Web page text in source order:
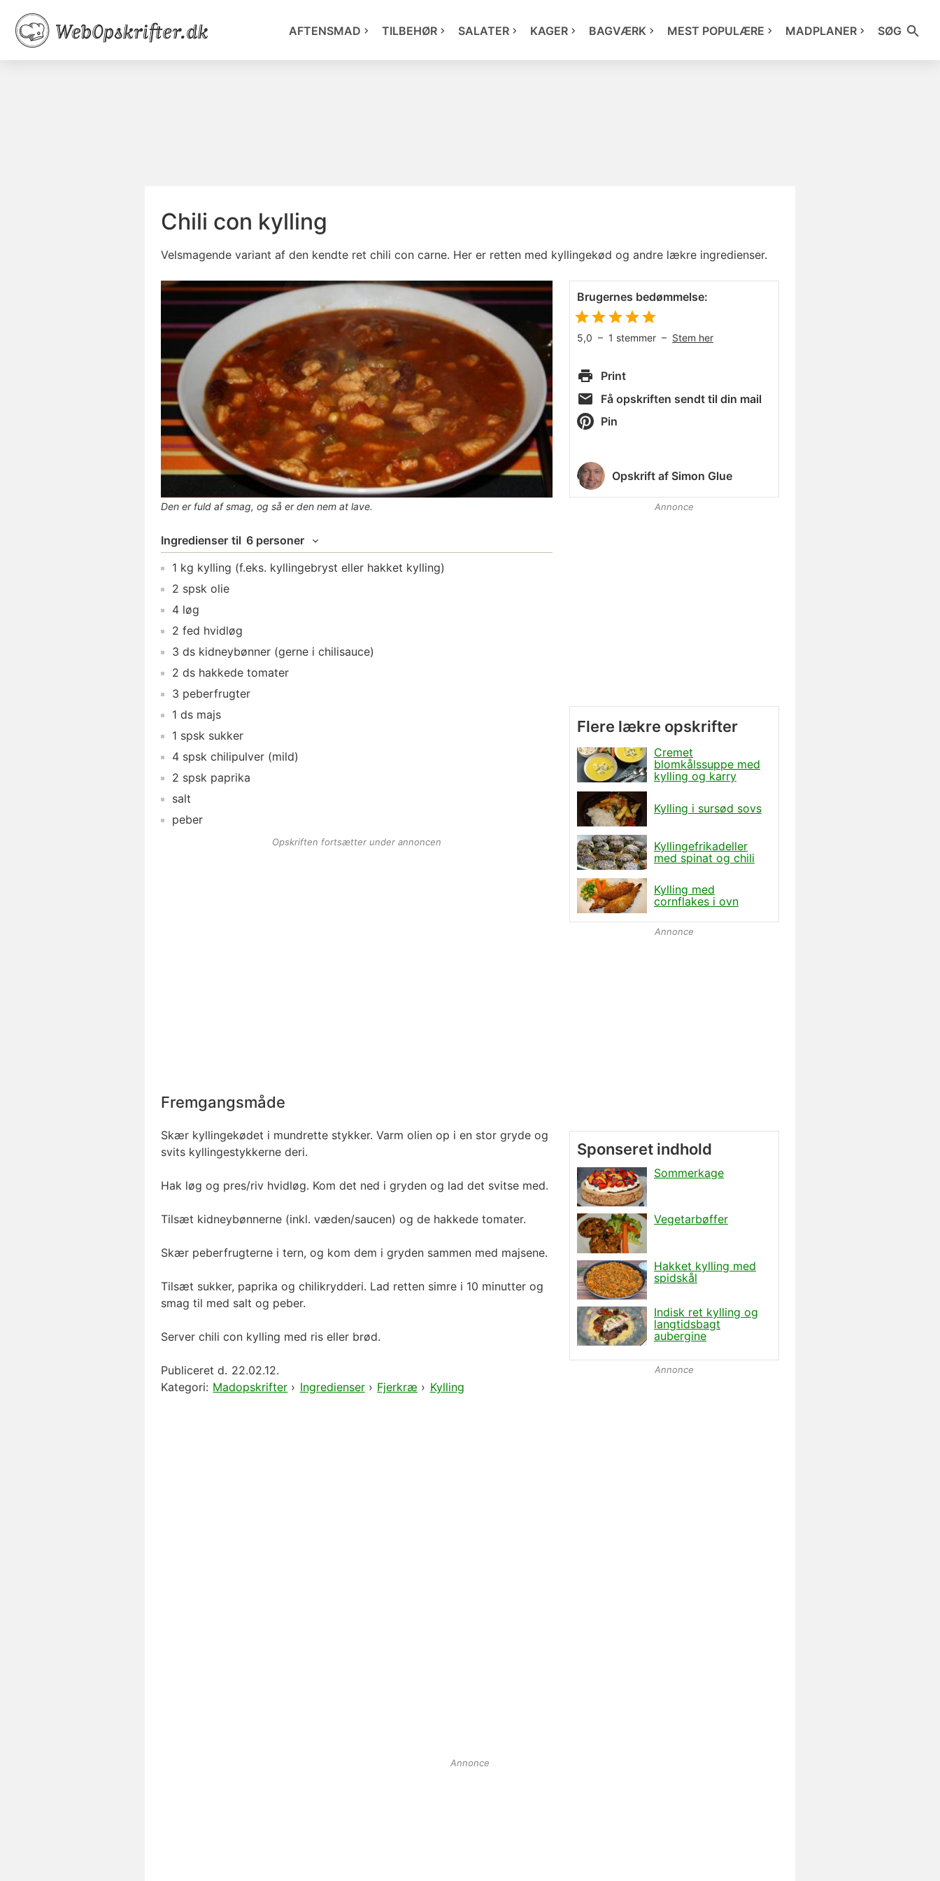
AFTENSMAD TILBEHØR SALATER KAGER BAGVÆRK MEST POPULÆRE MADPLANER SØG
Chili con kylling
Velsmagende variant af den kendte ret chili con carne. Her er retten med kyllingekød og andre lækre ingredienser.
Den er fuld af smag, og så er den nem at lave.
Ingredienser til 6 personer
1 kg kylling (f.eks. kyllingebryst eller hakket kylling)
2 spsk olie
4 løg
2 fed hvidløg
3 ds kidneybønner (gerne i chilisauce)
2 ds hakkede tomater
3 peberfrugter
1 ds majs
1 spsk sukker
4 spsk chilipulver (mild)
2 spsk paprika
salt
peber
Opskriften fortsætter under annoncen
Fremgangsmåde
Skær kyllingekødet i mundrette stykker. Varm olien op i en stor gryde og
svits kyllingestykkerne deri.
Hak løg og pres/riv hvidløg. Kom det ned i gryden og lad det svitse med.
Tilsæt kidneybønnerne (inkl. væden/saucen) og de hakkede tomater.
Skær peberfrugterne i tern, og kom dem i gryden sammen med majsene.
Tilsæt sukker, paprika og chilikrydderi. Lad retten simre i 10 minutter og
smag til med salt og peber.
Server chili con kylling med ris eller brød.
Publiceret d. 22.02.12.
Kategori: Madopskrifter › Ingredienser› Fjerkræ › Kylling
Brugernes bedømmelse:
5,0 – 1 stemmer – Stem her
Print
Få opskriften sendt til din mail
Pin
Opskrift af Simon Glue
Annonce
Flere lækre opskrifter
Cremet
blomkålssuppe med
kylling og karry
Kylling i sursød sovs
Kyllingefrikadeller
med spinat og chili
Kylling med
cornflakes i ovn
Annonce
Annonce
Annonce